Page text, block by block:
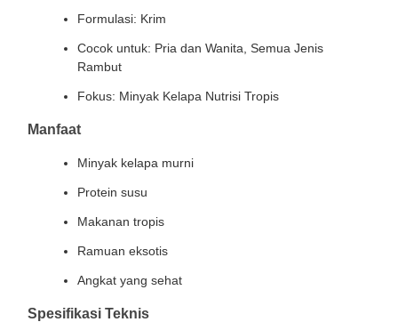
Formulasi: Krim
Cocok untuk: Pria dan Wanita, Semua Jenis
Rambut
Fokus: Minyak Kelapa Nutrisi Tropis
Manfaat
Minyak kelapa murni
Protein susu
Makanan tropis
Ramuan eksotis
Angkat yang sehat
Spesifikasi Teknis